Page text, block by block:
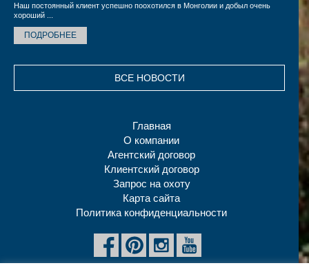
Наш постоянный клиент успешно поохотился в Монголии и добыл очень
хороший ...
ПОДРОБНЕЕ
ВСЕ НОВОСТИ
Главная
О компании
Агентский договор
Клиентский договор
Запрос на охоту
Карта сайта
Политика конфиденциальности